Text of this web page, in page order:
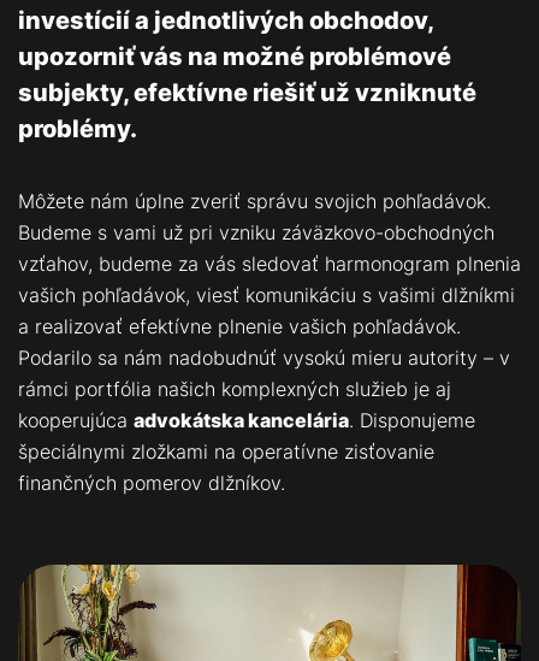
investícií a jednotlivých obchodov,
upozorniť vás na možné problémové
subjekty, efektívne riešiť už vzniknuté
problémy.
Môžete nám úplne zveriť správu svojich pohľadávok.
Budeme s vami už pri vzniku záväzkovo-obchodných
vzťahov, budeme za vás sledovať harmonogram plnenia
vašich pohľadávok, viesť komunikáciu s vašimi dlžníkmi
a realizovať efektívne plnenie vašich pohľadávok.
Podarilo sa nám nadobudnúť vysokú mieru autority – v
rámci portfólia našich komplexných služieb je aj
kooperujúca advokátska kancelária. Disponujeme
špeciálnymi zložkami na operatívne zisťovanie
finančných pomerov dlžníkov.